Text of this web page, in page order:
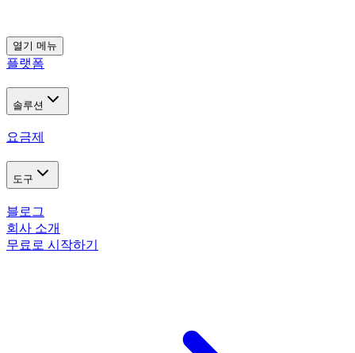
열기 메뉴
플랫폼
솔루션
요금제
도구
블로그
회사 소개
무료로 시작하기